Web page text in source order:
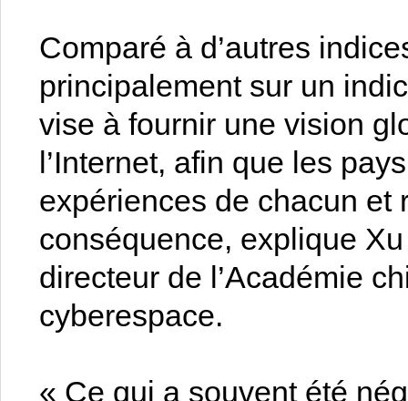
Comparé à d’autres
principalement sur un
vise à fournir une vision
l’Internet, afin que les
expériences de chacun et
conséquence, explique
directeur de l’Académie
cyberespace.
« Ce qui a souvent été